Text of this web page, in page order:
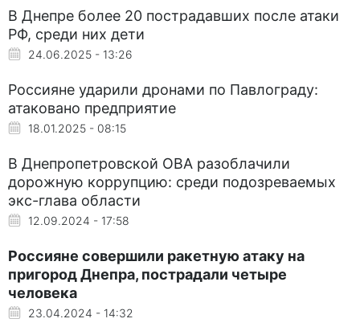
В Днепре более 20 пострадавших после атаки
РФ, среди них дети
24.06.2025 - 13:26
Россияне ударили дронами по Павлограду:
атаковано предприятие
18.01.2025 - 08:15
В Днепропетровской ОВА разоблачили
дорожную коррупцию: среди подозреваемых
экс-глава области
12.09.2024 - 17:58
Россияне совершили ракетную атаку на
пригород Днепра, пострадали четыре
человека
23.04.2024 - 14:32